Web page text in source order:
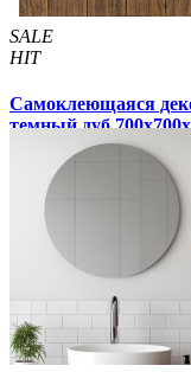
SALE
HIT
Самоклеющаяся
темный дуб
99 грн /шт
3 отзывов
Купить